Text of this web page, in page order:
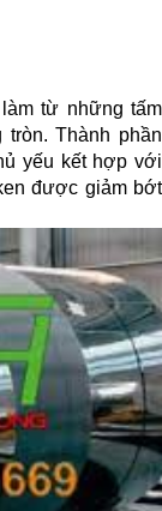
từ những tấm
Thành phần
yếu kết hợp với
được giảm bớt